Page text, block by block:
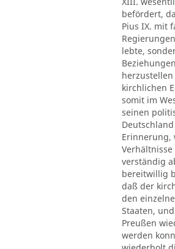
befördert,
Pius IX. mit
lebte,
kirchlichen
somit im
seinen
Erinnerung,
verständig
bereitwillig
daß der
den
Staaten,
Preußen
werden